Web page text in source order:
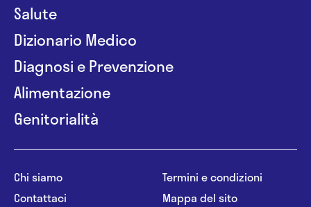
Salute
Dizionario Medico
Diagnosi e Prevenzione
Alimentazione
Genitorialità
Chi siamo
Contattaci
Termini e condizioni
Mappa del sito